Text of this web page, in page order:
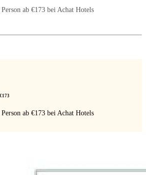
ab €173 bei Achat Hotels
ab €173 bei Achat Hotels